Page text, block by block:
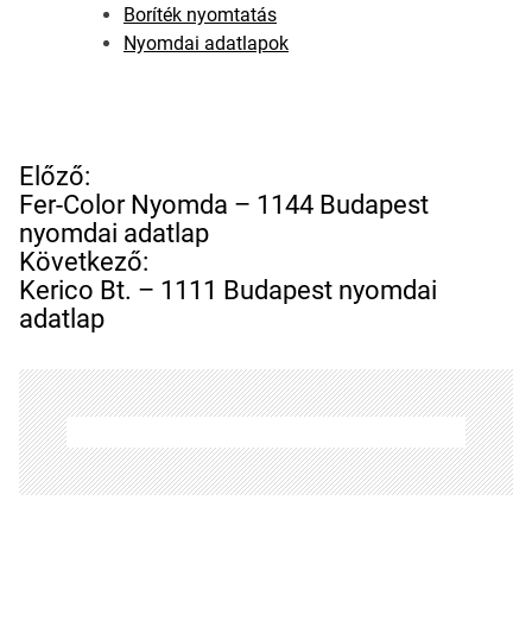
Boríték nyomtatás
Nyomdai adatlapok
B
e
j
e
g
y
z
é
s
n
a
v
Előző:
Fer-Color Nyomda – 1144 Budapest
nyomdai adatlap
Következő:
Kerico Bt. – 1111 Budapest nyomdai
adatlap